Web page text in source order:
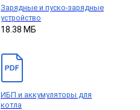
Зарядные и пуско-зарядные
устройство
18.38 МБ
ИБП и аккумуляторы для
котла